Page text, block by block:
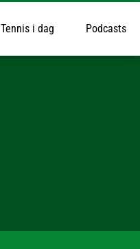
Tennis i dag Podcasts